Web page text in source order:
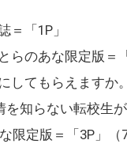
「1P」
のあな限定版＝「
してもらえますか
知らない転校生が
限定版＝「3P」（